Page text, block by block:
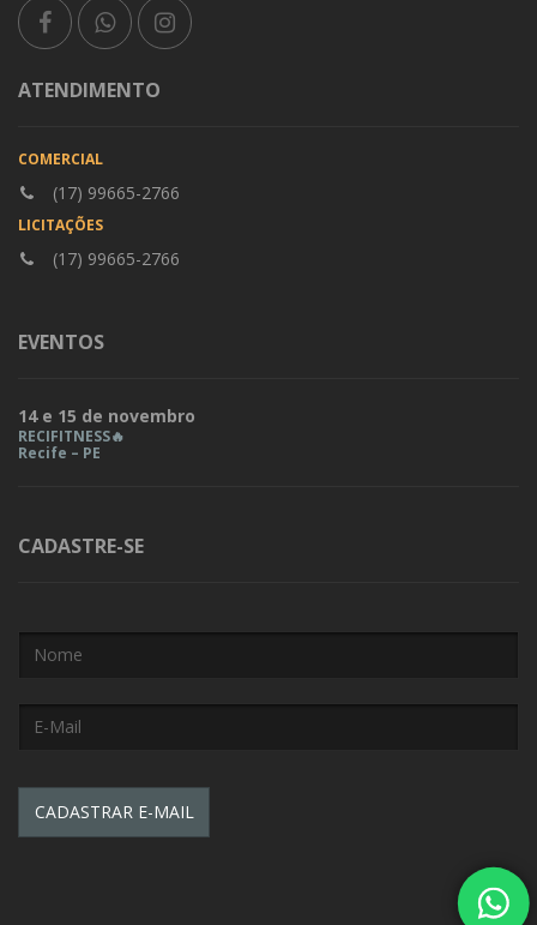
ATENDIMENTO
COMERCIAL
(17) 99665-2766
LICITAÇÕES
(17) 99665-2766
EVENTOS
14 e 15 de novembro
RECIFITNESS🔥
Recife – PE
CADASTRE-SE